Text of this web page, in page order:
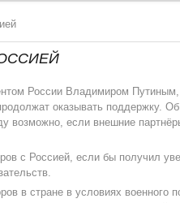
России Владимиром
оказывать поддержку.
возможно, если внешние
с Россией, если бы получил
в стране в условиях военного